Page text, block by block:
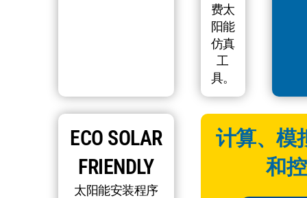
费太
阳能
仿真
工
具。
ECO SOLAR
FRIENDLY
太阳能安装程序
计算、模
和